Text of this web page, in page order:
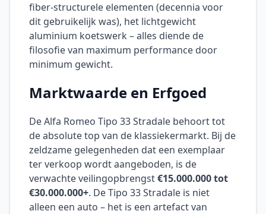
fiber-structurele elementen (decennia voor
dit gebruikelijk was), het lichtgewicht
aluminium koetswerk – alles diende de
filosofie van maximum performance door
minimum gewicht.
Marktwaarde en Erfgoed
De Alfa Romeo Tipo 33 Stradale behoort tot
de absolute top van de klassiekermarkt. Bij de
zeldzame gelegenheden dat een exemplaar
ter verkoop wordt aangeboden, is de
verwachte veilingopbrengst€15.000.000 tot
€30.000.000+. De Tipo 33 Stradale is niet
alleen een auto – het is een artefact van